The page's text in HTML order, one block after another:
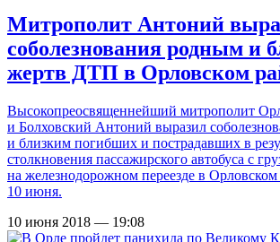
Митрополит Антоний
соболезнования родным и
жертв ДТП в Орловском
Высокопреосвященнейший митрополит
и Болховский Антоний выразил
и близким погибших и пострадавших в
столкновения пассажирского автобуса с
на железнодорожном переезде в
10 июня.
10 июня 2018 — 19:08